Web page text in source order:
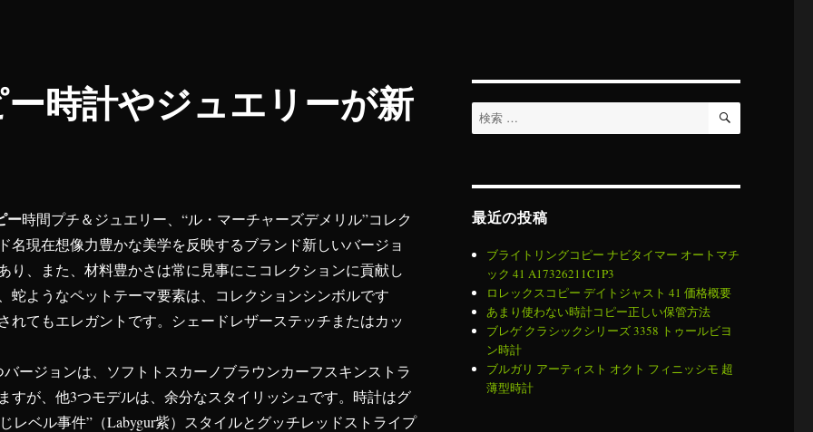
時計やジュエリーが新
ー時間プチ＆ジュエリー、“ル・マーチャーズデメリル”コレク
名現在想像力豊かな美学を反映するブランド新しいバージョ
り、また、材料豊かさは常に見事にこコレクションに貢献し
蛇ようなペットテーマ要素は、コレクションシンボルです
れてもエレガントです。シェードレザーステッチまたはカッ
バージョンは、ソフトトスカーノブラウンカーフスキンストラ
すが、他3つモデルは、余分なスタイリッシュです。時計はグ
レベル事件”（Labygur紫）スタイルとグッチレッドストライプ
検
索
検
最近の投稿
ブライトリングコピー ナビタイマー オートマチ
ック 41 A17326211C1P3
ロレックスコピー デイトジャスト 41 価格概要
あまり使わない時計コピー正しい保管方法
ブレゲ クラシックシリーズ 3358 トゥールビヨ
ン時計
ブルガリ アーティスト オクト フィニッシモ 超
薄型時計